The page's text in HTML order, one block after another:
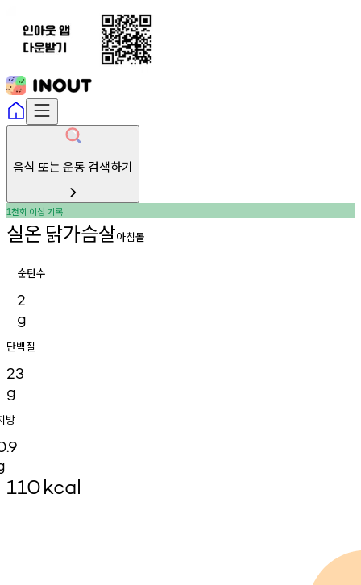
음식 또는 운동 검색하기
1천회 이상기록
실온 닭가슴살아침몰
순탄수
2
g
단백질
23
g
방
110kcal